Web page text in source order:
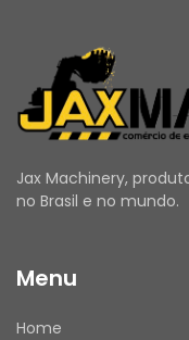
Jax Machinery,
no Brasil e no mundo.
Menu
Home